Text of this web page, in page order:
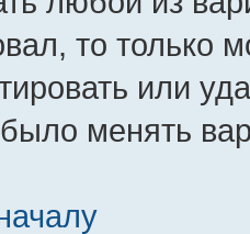
то только
или
менять